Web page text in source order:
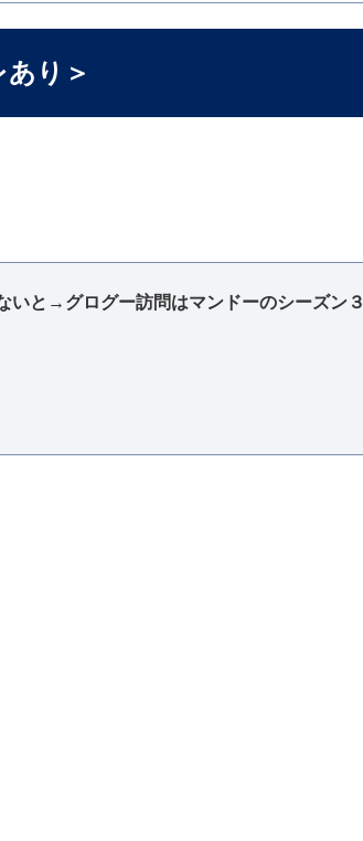
り＞
いと→グログー訪問はマンドーのシーズン３